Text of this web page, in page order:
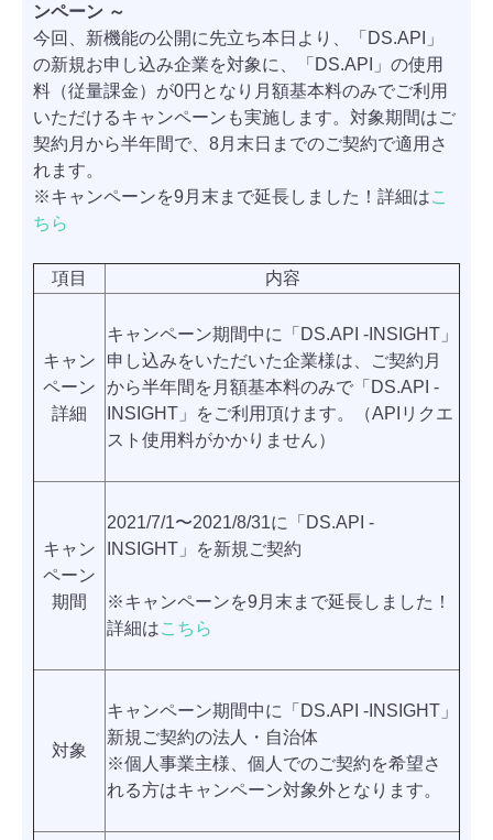
ンペーン ～
今回、新機能の公開に先立ち本日より、「DS.API」
の新規お申し込み企業を対象に、「DS.API」の使用
料（従量課金）が0円となり月額基本料のみでご利用
いただけるキャンペーンも実施します。対象期間はご
契約月から半年間で、8月末日までのご契約で適用さ
れます。
※キャンペーンを9月末まで延長しました！詳細はこ
ちら
項目 内容
キャン
ペーン
詳細
キャンペーン期間中に「DS.API -INSIGHT」
申し込みをいただいた企業様は、ご契約月
から半年間を月額基本料のみで「DS.API -
INSIGHT」をご利用頂けます。（APIリクエ
スト使用料がかかりません）
キャン
ペーン
期間
2021/7/1〜2021/8/31に「DS.API -
INSIGHT」を新規ご契約
※キャンペーンを9月末まで延長しました！
詳細はこちら
対象
キャンペーン期間中に「DS.API -INSIGHT」
新規ご契約の法人・自治体
※個人事業主様、個人でのご契約を希望さ
れる方はキャンペーン対象外となります。